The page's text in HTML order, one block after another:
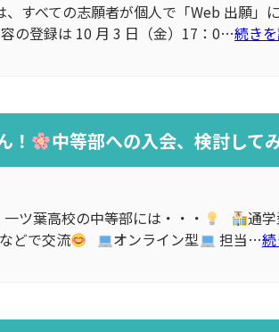
すべての志願者が個人で「Web 出願」
の登録は 10 月 3 日（金）17：0…続き
！ 中等部への入会、検討して
一ツ葉高校の中等部には・・・ 通
どで交流
オンライン型 担当…